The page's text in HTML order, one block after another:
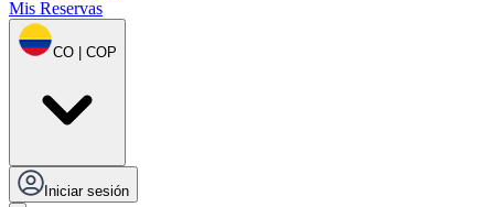
Mis Reservas
CO | COP
Iniciar sesión